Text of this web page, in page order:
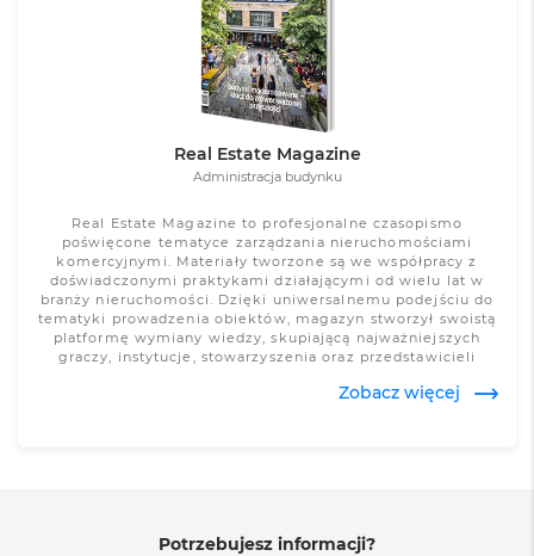
Real Estate Magazine
Administracja budynku
Real Estate Magazine to profesjonalne czasopismo
poświęcone tematyce zarządzania nieruchomościami
komercyjnymi. Materiały tworzone są we współpracy z
doświadczonymi praktykami działającymi od wielu lat w
branży nieruchomości. Dzięki uniwersalnemu podejściu do
tematyki prowadzenia obiektów, magazyn stworzył swoistą
platformę wymiany wiedzy, skupiającą najważniejszych
graczy, instytucje, stowarzyszenia oraz przedstawicieli
merytoryczny do wszystkich wydań Real Estate Magazine w
Zobacz więcej
Potrzebujesz informacji?